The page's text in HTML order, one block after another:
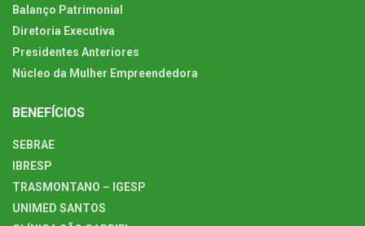
Balanço Patrimonial
Diretoria Executiva
Presidentes Anteriores
Núcleo da Mulher Empreendedora
BENEFÍCIOS
SEBRAE
IBRESP
TRASMONTANO – IGESP
UNIMED SANTOS